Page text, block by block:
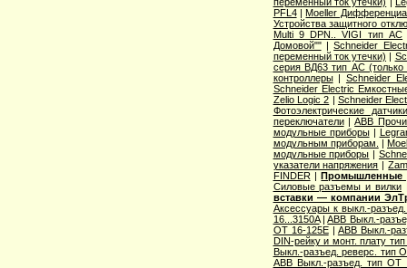
PFL4|Moeller
Устройства защитного
Multi 9 DPN.. VIGI тип AС
Домовой""|Schneider
переменный ток утечки) |
серия ВД63 тип АС (только
контроллеры| Schneider
Schneider Electric
Zelio Logic 2 | Schneider
Фотоэлектрические датчики
переключатели|ABB
модульные приборы|
модульным приборам.
|
модульные приборы |
указатели напряжения |
FINDER|Промышленные
Cиловые разъемы и вилки
вставки — компании
Аксессуары к выкл.-
16...3150A|ABB Выкл.-
OT 16-125E| ABB Выкл.-
DIN-рейку и монт. плату
Выкл.-разъед. реверс. тип
ABB Выкл.-разъед. тип OT